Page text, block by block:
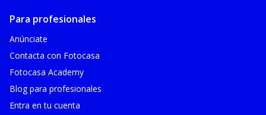
Para profesionales
Anúnciate
Contacta con Fotocasa
Fotocasa Academy
Blog para profesionales
Entra en tu cuenta